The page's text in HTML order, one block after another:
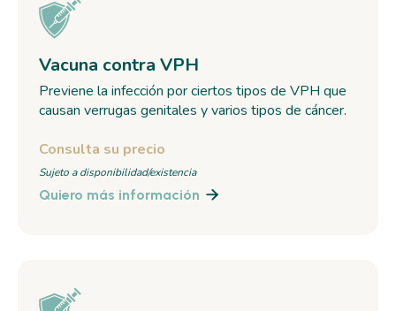
Vacuna contra VPH
Previene la infección por ciertos tipos de VPH que
causan verrugas genitales y varios tipos de cáncer.
Consulta su precio
Sujeto a disponibilidad/existencia
Quiero más información 